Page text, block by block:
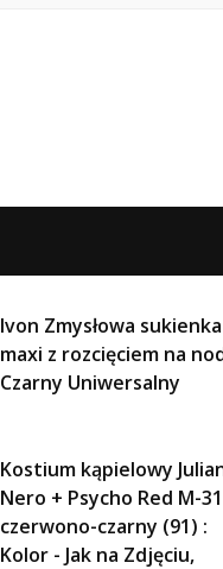
Ivon Zmysłowa sukienka
maxi z rozcięciem na
Czarny Uniwersalny
Kostium kąpielowy
Nero + Psycho Red M-
czerwono-czarny (91) :
Kolor - Jak na Zdjęciu,